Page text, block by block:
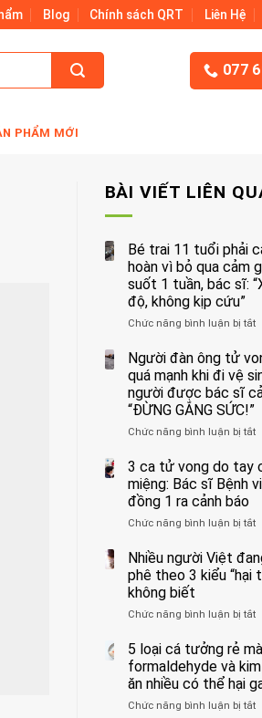
Blog Chính sách QRT Liên Hệ
077
PHẨM MỚI
BÀI VIẾT LIÊN
Bé trai 11 tuổi phải
hoàn vì bỏ qua cảm
suốt 1 tuần, bác sĩ:
độ, không kịp cứu”
Chức năng bình luận bị tắtở
bỏ
vì
kịp
Người đàn ông tử
quá mạnh khi đi vệ
người được bác sĩ
“ĐỪNG GẮNG SỨC!”
Chức năng bình luận bị tắtở
vì…
vệ
4
3 ca tử vong do tay
miệng: Bác sĩ Bệnh
đồng 1 ra cảnh báo
Chức năng bình luận bị tắtở
tay
Nhiều người Việt
phê theo 3 kiểu “hại
không biết
Chức năng bình luận bị tắtở
cà
5 loại cá tưởng rẻ
formaldehyde và
ăn nhiều có thể hại
Chức năng bình luận bị tắtở